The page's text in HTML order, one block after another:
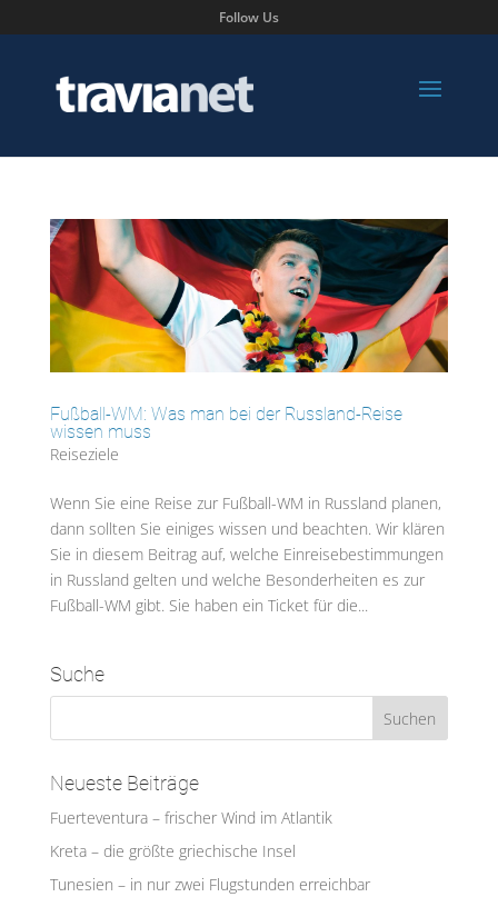
Follow Us
Fußball-WM: Was man bei der Russland-Reise
wissen muss
Reiseziele
Wenn Sie eine Reise zur Fußball-WM in Russland planen,
dann sollten Sie einiges wissen und beachten. Wir klären
Sie in diesem Beitrag auf, welche Einreisebestimmungen
in Russland gelten und welche Besonderheiten es zur
Fußball-WM gibt. Sie haben ein Ticket für die...
Suche
Neueste Beiträge
Fuerteventura – frischer Wind im Atlantik
Kreta – die größte griechische Insel
Tunesien – in nur zwei Flugstunden erreichbar